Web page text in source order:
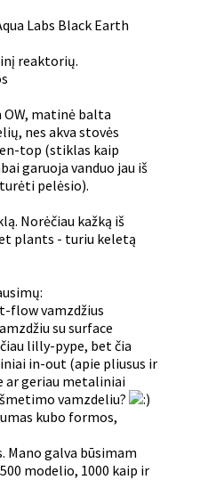
Labs Black Earth
reaktorių.
OW, matinė balta
nes akva stovės
top (stiklas kaip
garuoja vanduo jau iš
pelėsio).
Norėčiau kažką iš
plants - turiu keletą
flow vamzdžius
su surface
lilly-pype, bet čia
in-out (apie pliusus ir
ar geriau metaliniai
vamzdeliu?
kubo formos,
Mano galva būsimam
modelio, 1000 kaip ir